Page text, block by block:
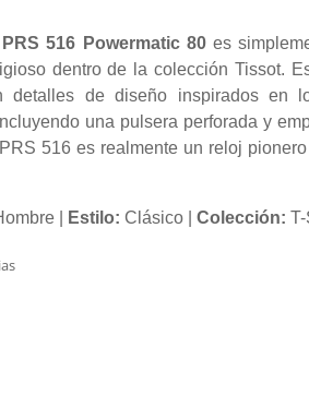
516 Powermatic 80es
dentro de la colección Tissot.
detalles de diseño inspirados en
una pulsera perforada y
516 es realmente un reloj
| Estilo: Clásico | Colección: